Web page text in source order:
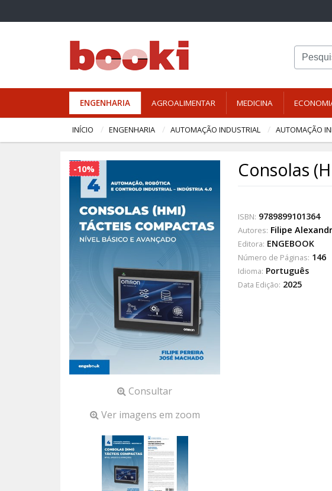
ENGENHARIA AGROALIMENTAR MEDICINA
INÍCIO ENGENHARIA AUTOMAÇÃO INDUSTRIAL AUTOMAÇÃO
Consultar
-10%
Ver imagens em zoom
Consolas
ISBN: 9789899101364
Autores: Filipe
Editora: ENGEBOOK
Número de Páginas: 146
Idioma: Português
Data Edição: 2025